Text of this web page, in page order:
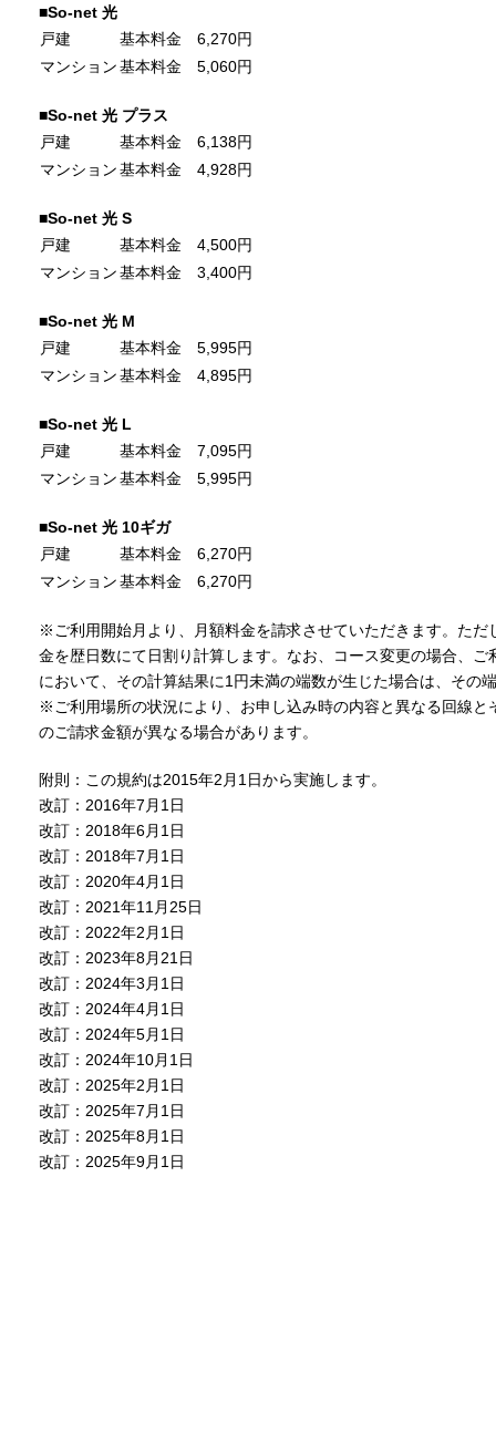
■So-net 光
戸建
基本料金 6,270円
マンション基本料金 5,060円
■So-net 光 プラス
戸建
基本料金 6,138円
マンション基本料金 4,928円
■So-net 光 S
戸建
基本料金 4,500円
マンション基本料金 3,400円
■So-net 光 M
戸建
基本料金 5,995円
マンション基本料金 4,895円
■So-net 光 L
戸建
基本料金 7,095円
マンション基本料金 5,995円
■So-net 光 10ギガ
戸建
基本料金 6,270円
マンション基本料金 6,270円
※ご利用開始月より、月額料金を請求させていただきます。た
金を歴日数にて日割り計算します。なお、コース変更の場合、
において、その計算結果に1円未満の端数が生じた場合は、その
※ご利用場所の状況により、お申し込み時の内容と異なる回線
のご請求金額が異なる場合があります。
附則：この規約は2015年2月1日から実施します。
改訂：2016年7月1日
改訂：2018年6月1日
改訂：2018年7月1日
改訂：2020年4月1日
改訂：2021年11月25日
改訂：2022年2月1日
改訂：2023年8月21日
改訂：2024年3月1日
改訂：2024年4月1日
改訂：2024年5月1日
改訂：2024年10月1日
改訂：2025年2月1日
改訂：2025年7月1日
改訂：2025年8月1日
改訂：2025年9月1日